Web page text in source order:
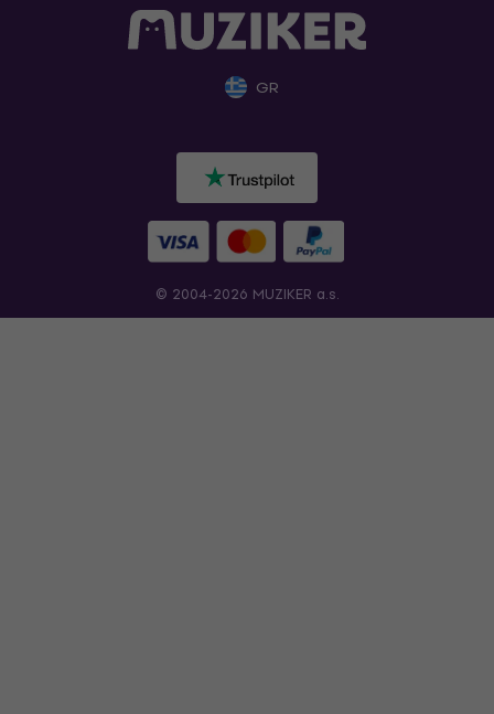
GR
© 2004-2026 MUZIKER a.s.